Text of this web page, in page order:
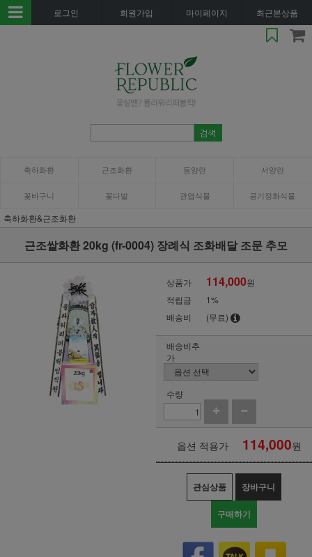
로그인 회원가입 마이페이지 최근본상품
축하화환 근조화환 동양란 서양란
꽃바구니 꽃다발 관엽식물 공기정화식물
축하화환&근조화환
근조쌀화환 20kg (fr-0004) 장례식 조화배달 조문 추모
상품가 114,000원
적립금
1%
배송비
(무료)
배송비추
가
수량
옵션 적용가 114,000원
관심상품 장바구니
구매하기